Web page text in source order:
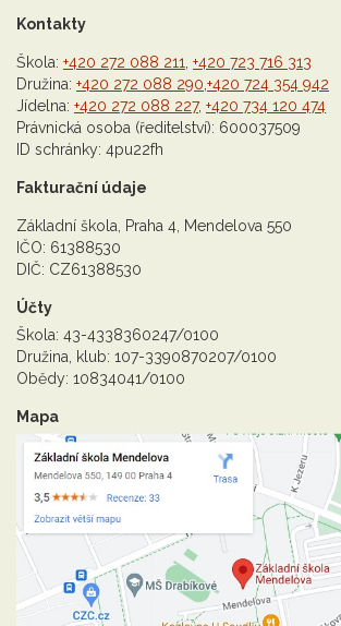
Kontakty
Škola: +420 272 088 211 +420 723 716 313
Družina: +420 272 088 290 +420 724 354 942
Jídelna: +420 272 088 227, +420 734 120 474
Právnická osoba (ředitelství): 600037509
ID schránky: 4pu22fh
Fakturační údaje
Základní škola, Praha 4, Mendelova 550
IČO: 61388530
DIČ: CZ61388530
Účty
Škola: 43-4338360247/0100
Družina, klub: 107-3390870207/0100
Obědy: 10834041/0100
Mapa